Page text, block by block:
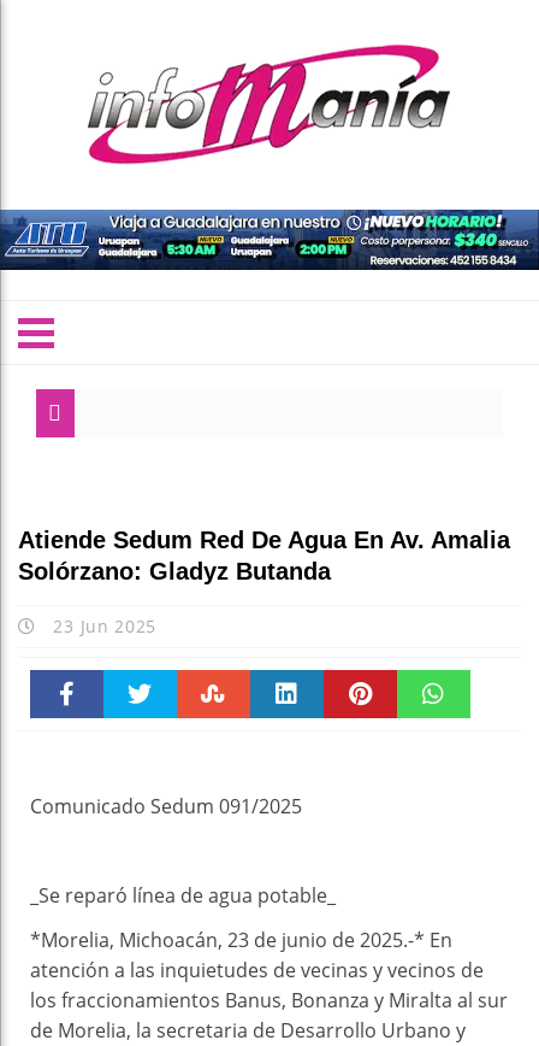
Atiende Sedum Red De Agua En Av. Amalia
Solórzano: Gladyz Butanda
23 Jun 2025
Comunicado Sedum 091/2025
_Se reparó línea de agua potable_
*Morelia, Michoacán, 23 de junio de 2025.-* En
atención a las inquietudes de vecinas y vecinos de
los fraccionamientos Banus, Bonanza y Miralta al sur
de Morelia, la secretaria de Desarrollo Urbano y